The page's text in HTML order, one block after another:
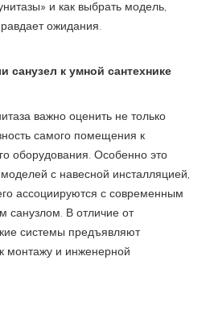
и как выбрать модель,
ожидания.
санузел к умной сантехнике
важно оценить не только
самого помещения к
оборудования. Особенно это
с навесной инсталляцией,
ассоциируются с современным
санузлом. В отличие от
системы предъявляют
монтажу и инженерной